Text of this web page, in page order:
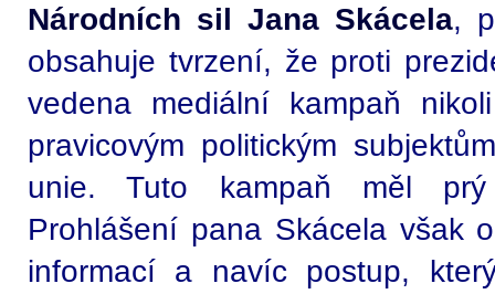
Národních sil Jana Skácela,
obsahuje tvrzení, že proti
vedena mediální kampaň
pravicovým politickým
unie. Tuto kampaň měl
Prohlášení pana Skácela však
informací a navíc postup,